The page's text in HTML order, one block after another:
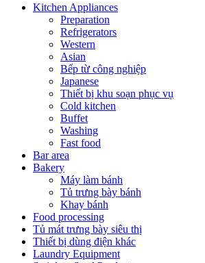
Kitchen Appliances
Preparation
Refrigerators
Western
Asian
Bếp từ công nghiệp
Japanese
Thiết bị khu soạn phục vụ
Cold kitchen
Buffet
Washing
Fast food
Bar area
Bakery
Máy làm bánh
Tủ trưng bày bánh
Khay bánh
Food processing
Tủ mát trưng bày siêu thị
Thiết bị dùng điện khác
Laundry Equipment